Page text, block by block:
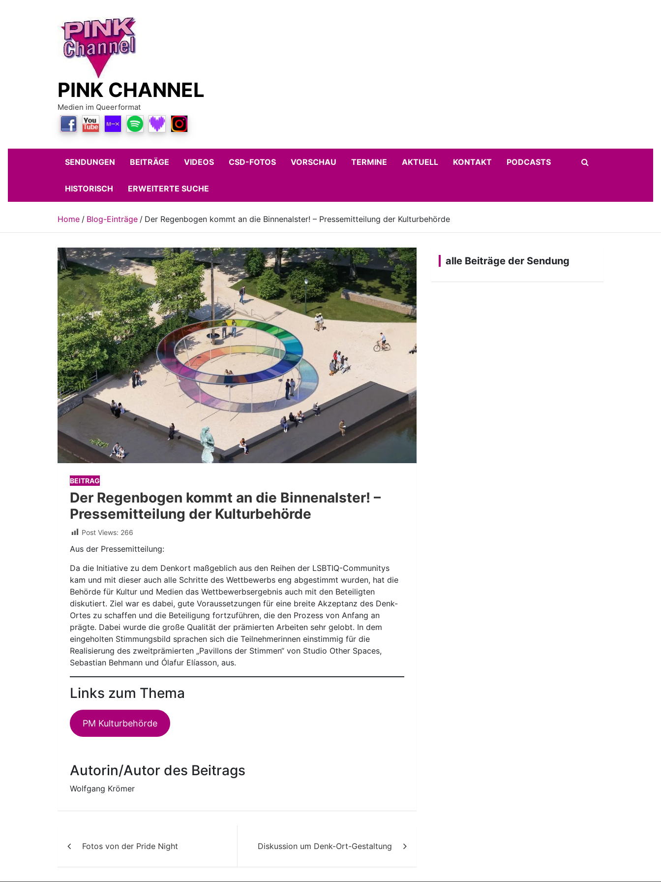
PINK CHANNEL
Medien im Queerformat
SENDUNGEN BEITRÄGE VIDEOS CSD-FOTOS VORSCHAU TERMINE AKTUELL KONTAKT PODCASTS
HISTORISCH ERWEITERTE SUCHE
Home Blog-Einträge Der Regenbogen kommt an die Binnenalster! – Pressemitteilung der Kulturbehörde
BEITRAG
Der Regenbogen kommt an die Binnenalster! –
Pressemitteilung der Kulturbehörde
Post Views: 266
Aus der Pressemitteilung:
Da die Initiative zu dem Denkort maßgeblich aus den Reihen der LSBTIQ-Communitys
kam und mit dieser auch alle Schritte des Wettbewerbs eng abgestimmt wurden, hat die
Behörde für Kultur und Medien das Wettbewerbsergebnis auch mit den Beteiligten
diskutiert. Ziel war es dabei, gute Voraussetzungen für eine breite Akzeptanz des Denk-
Ortes zu schaffen und die Beteiligung fortzuführen, die den Prozess von Anfang an
prägte. Dabei wurde die große Qualität der prämierten Arbeiten sehr gelobt. In dem
eingeholten Stimmungsbild sprachen sich die Teilnehmerinnen einstimmig für die
Realisierung des zweitprämierten „Pavillons der Stimmen“ von Studio Other Spaces,
Sebastian Behmann und Ólafur Elíasson, aus.
Links zum Thema
PM Kulturbehörde
Autorin/Autor des Beitrags
Wolfgang Krömer
Fotos von der Pride Night Diskussion um Denk-Ort-Gestaltung
alle Beiträge der Sendung